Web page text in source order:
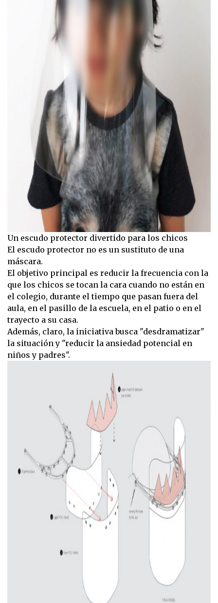
Un escudo protector divertido para los chicos
El escudo protector no es un sustituto de una
máscara.
El objetivo principal es reducir la frecuencia con la
que los chicos se tocan la cara cuando no están en
el colegio, durante el tiempo que pasan fuera del
aula, en el pasillo de la escuela, en el patio o en el
trayecto a su casa.
Además, claro, la iniciativa busca "desdramatizar"
la situación y "reducir la ansiedad potencial en
niños y padres".